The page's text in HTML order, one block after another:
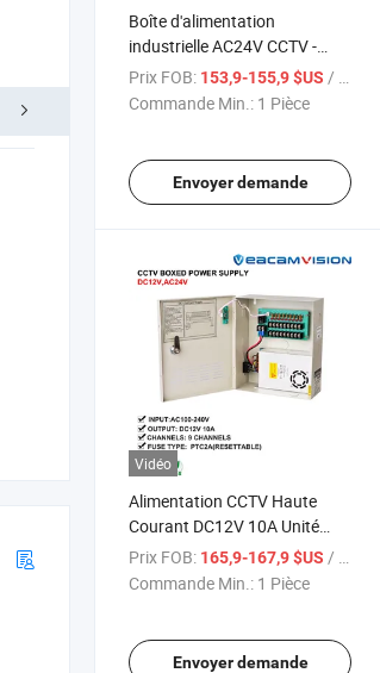
Boîte d'alimentation
industrielle AC24V CCTV -
5A/10A Sortie pour 4 à 18
canaux CCTV Hikvision Dahua
Prix FOB: 153,9-155,9 $US / Pièce
Commande Min.: 1 Pièce
Envoyer demande
Vidéo
Alimentation CCTV Haute
Courant DC12V 10A Unité
d'alimentation CCTV 9
Alimentation CCTV en boîte
Prix FOB: 165,9-167,9 $US / Pièce
Commande Min.: 1 Pièce
Envoyer demande